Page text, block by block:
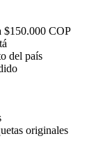
$150.000 COP
del país
originales